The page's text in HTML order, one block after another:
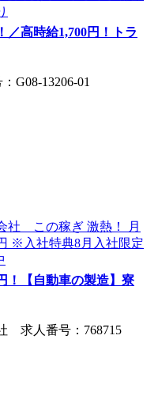
／高時給1,700円！トラ
G08-13206-01
！【自動車の製造】寮
求人番号：768715